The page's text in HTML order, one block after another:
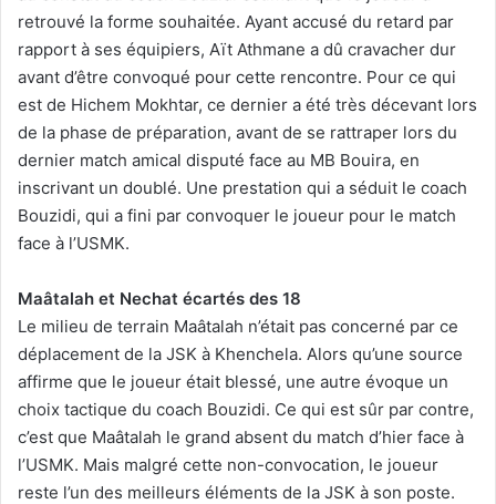
retrouvé la forme souhaitée. Ayant accusé du retard par
rapport à ses équipiers, Aït Athmane a dû cravacher dur
avant d’être convoqué pour cette rencontre. Pour ce qui
est de Hichem Mokhtar, ce dernier a été très décevant lors
de la phase de préparation, avant de se rattraper lors du
dernier match amical disputé face au MB Bouira, en
inscrivant un doublé. Une prestation qui a séduit le coach
Bouzidi, qui a fini par convoquer le joueur pour le match
face à l’USMK.
Maâtalah et Nechat écartés des 18
Le milieu de terrain Maâtalah n’était pas concerné par ce
déplacement de la JSK à Khenchela. Alors qu’une source
affirme que le joueur était blessé, une autre évoque un
choix tactique du coach Bouzidi. Ce qui est sûr par contre,
c’est que Maâtalah le grand absent du match d’hier face à
l’USMK. Mais malgré cette non-convocation, le joueur
reste l’un des meilleurs éléments de la JSK à son poste.